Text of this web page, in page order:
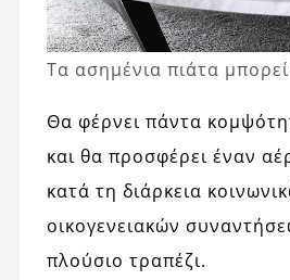
Τα ασημένια πιάτα μπορεί
Θα φέρνει πάντα
και θα προσφέρει έναν
κατά τη διάρκεια
οικογενειακών
πλούσιο τραπέζι.